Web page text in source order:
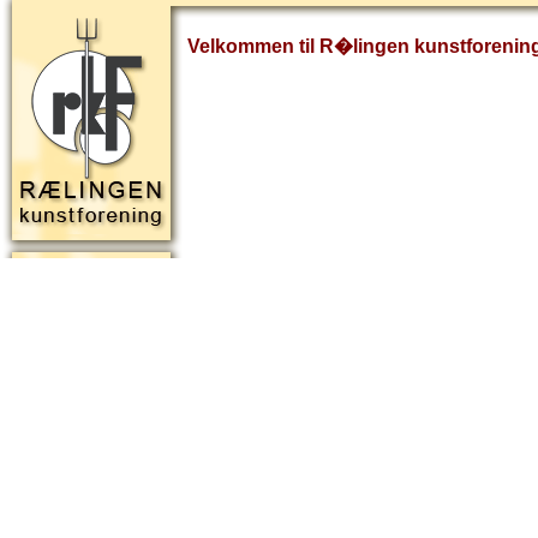
Velkommen til R�lingen